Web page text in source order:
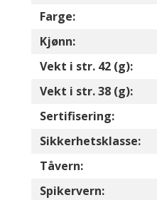
Farge:
Kjønn:
Vekt i str. 42 (g):
Vekt i str. 38 (g):
Sertifisering:
Sikkerhetsklasse:
Tåvern:
Spikervern: